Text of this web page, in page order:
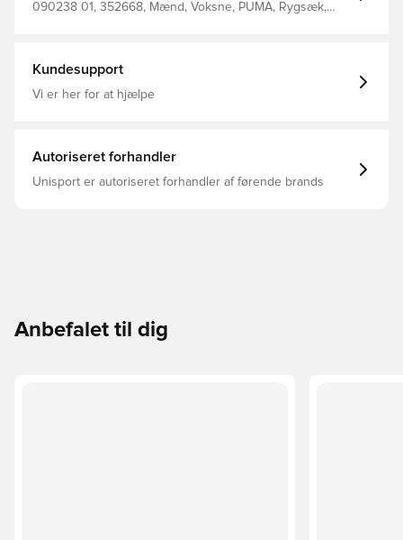
090238 01, 352668, Mænd, Voksne, PUMA, Rygsæk,
Kundesupport
Vi er her for at hjælpe
Autoriseret forhandler
Unisport er autoriseret forhandler af førende brands
Anbefalet til dig